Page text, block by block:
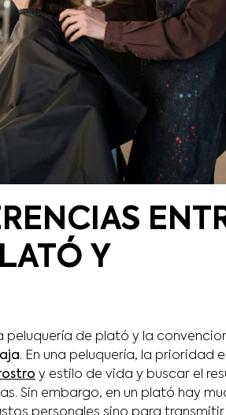
Y
de plató y la
. En una peluquería, la prioridad
y estilo de vida y buscar el
Sin embargo, en un plató hay